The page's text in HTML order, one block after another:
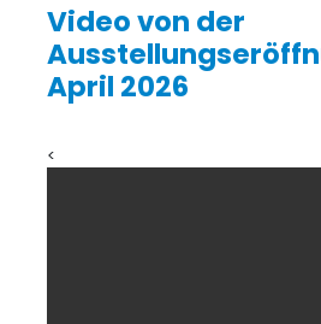
Video von der
April 2026
<